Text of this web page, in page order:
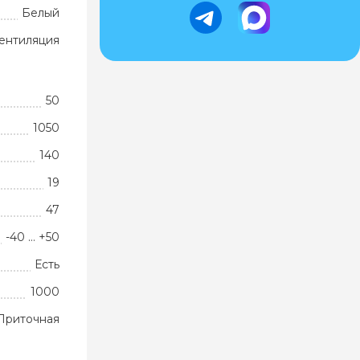
Белый
50
1050
140
19
47
-40 … +50
Есть
1000